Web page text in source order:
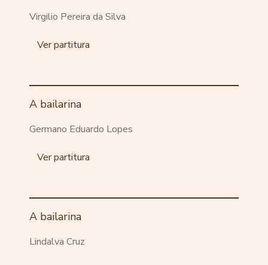
Virgilio Pereira da Silva
Ver partitura
A bailarina
Germano Eduardo Lopes
Ver partitura
A bailarina
Lindalva Cruz